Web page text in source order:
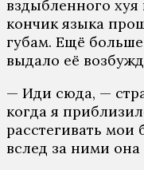
вздыбленного
кончик языка
губам. Ещё
выдало её
— Иди сюда, —
когда я
расстегивать
вслед за ними